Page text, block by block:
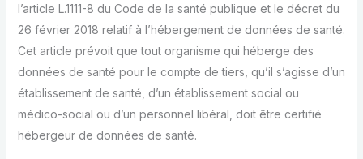
l’article L.1111-8 du Code de la santé publique et le décret du
26 février 2018 relatif à l’hébergement de données de santé.
Cet article prévoit que tout organisme qui héberge des
données de santé pour le compte de tiers, qu’il s’agisse d’un
établissement de santé, d’un établissement social ou
médico-social ou d’un personnel libéral, doit être certifié
hébergeur de données de santé.